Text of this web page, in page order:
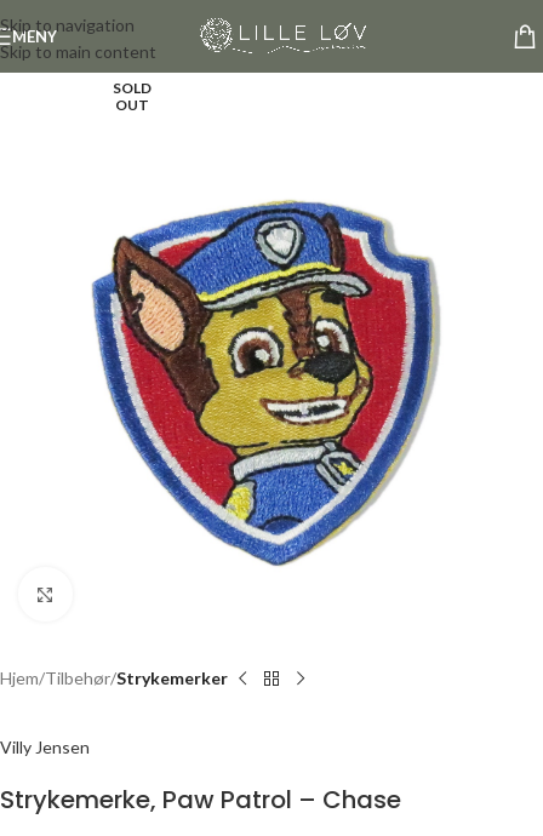
Skip to navigation
Skip to main content
MENY
SOLD
OUT
Hjem Tilbehør Strykemerker
Villy Jensen
Strykemerke, Paw Patrol – Chase